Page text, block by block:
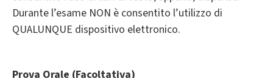
Durante l’esame NON è consentito l’utilizzo di
QUALUNQUE dispositivo elettronico.
Prova Orale (Facoltativa)